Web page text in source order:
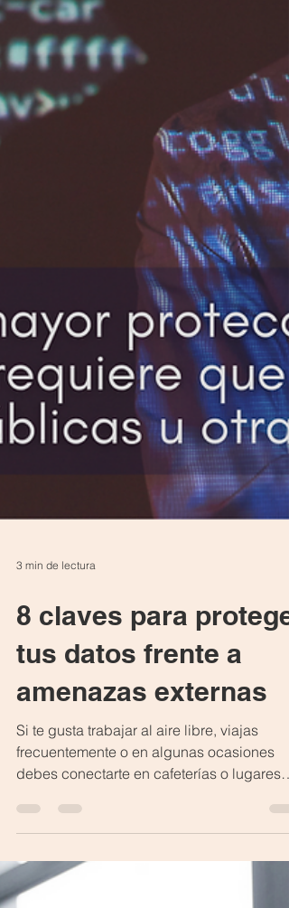
3 min de lectura
8 claves para proteger
amenazas externas
frecuentemente o en algunas ocasiones
debes conectarte en cafeterías o lugares